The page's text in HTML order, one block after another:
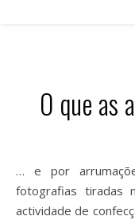
O que as
… e por
fotografias tiradas
actividade de